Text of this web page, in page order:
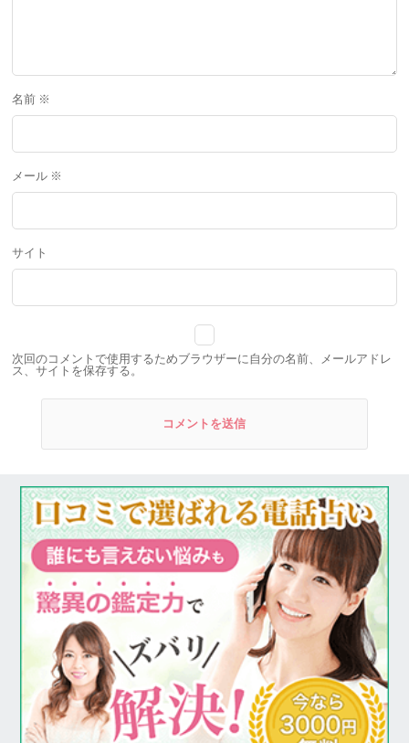
名前 ※
メール ※
サイト
次回のコメントで使用するためブラウザーに自分の名前、メールアドレ
ス、サイトを保存する。